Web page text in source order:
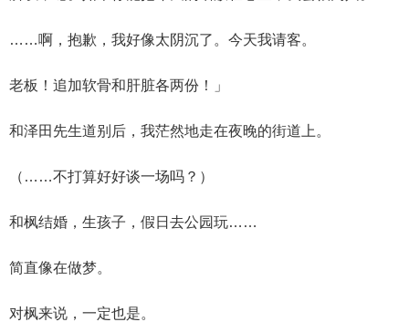
……啊，抱歉，我好像太阴沉了。今天我请客。
老板！追加软骨和肝脏各两份！」
和泽田先生道别后，我茫然地走在夜晚的街道上。
（……不打算好好谈一场吗？）
和枫结婚，生孩子，假日去公园玩……
简直像在做梦。
对枫来说，一定也是。